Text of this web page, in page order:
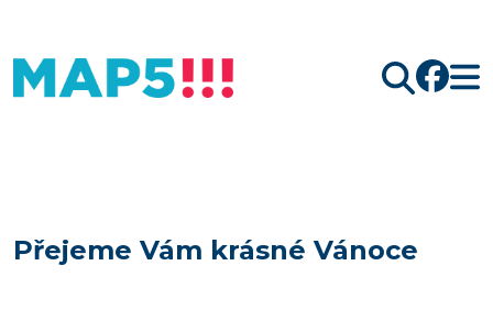
Přejeme Vám krásné Vánoce